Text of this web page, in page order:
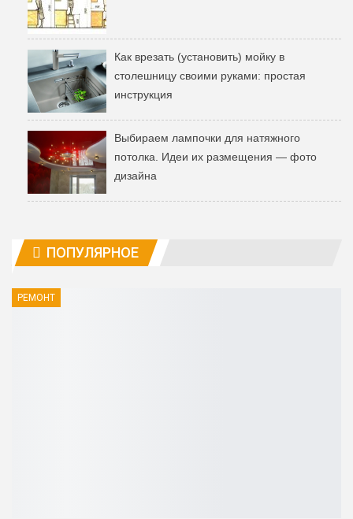
Как врезать (установить) мойку в
столешницу своими руками: простая
инструкция
Выбираем лампочки для натяжного
потолка. Идеи их размещения — фото
дизайна
ПОПУЛЯРНОЕ
РЕМОНТ